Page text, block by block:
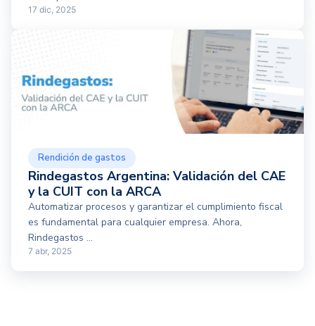
17 dic, 2025
Rendición de gastos
Rindegastos Argentina: Validación del CAE
y la CUIT con la ARCA
Automatizar procesos y garantizar el cumplimiento fiscal
es fundamental para cualquier empresa. Ahora,
Rindegastos ...
7 abr, 2025